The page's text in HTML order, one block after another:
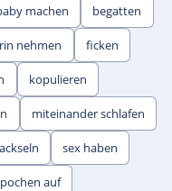
machen begatten
nehmen ficken
kopulieren
miteinander schlafen
sex haben
pochen auf